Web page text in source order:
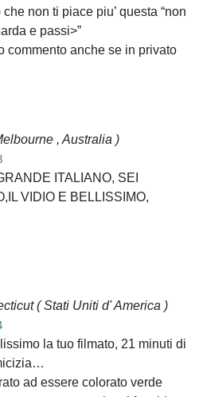
che non ti piace piu’ questa “non
e passi>”
commento anche se in privato
, Australia )
ITALIANO, SEI
VIDIO E BELLISSIMO,
( Stati Uniti d' America )
la tuo filmato, 21 minuti di
ad essere colorato verde